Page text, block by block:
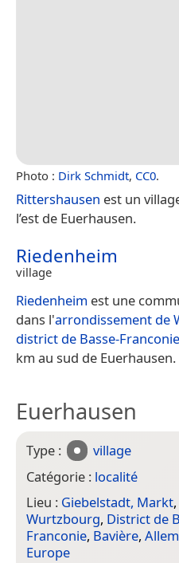
Photo : Dirk Schmidt, CC0.
Rittershausen est un
l’est de Euerhausen.
Riedenheim
village
Riedenheim est une
dans l'arrondissement de
district de Basse-Franconie
km au sud de Euerhausen.
Euerhausen
Type :
village
Catégorie : localité
Lieu : Giebelstadt, Markt,
Wurtzbourg, District de
Franconie, Bavière,
Europe